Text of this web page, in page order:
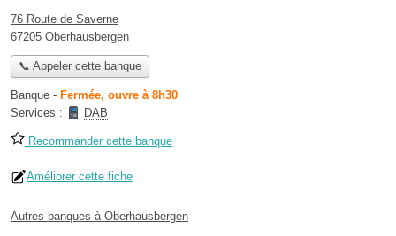
76 Route de Saverne
67205 Oberhausbergen
📞 Appeler cette banque
Banque - Fermée, ouvre à 8h30
Services :
DAB
Recommander cette banque
Améliorer cette fiche
Autres banques à Oberhausbergen